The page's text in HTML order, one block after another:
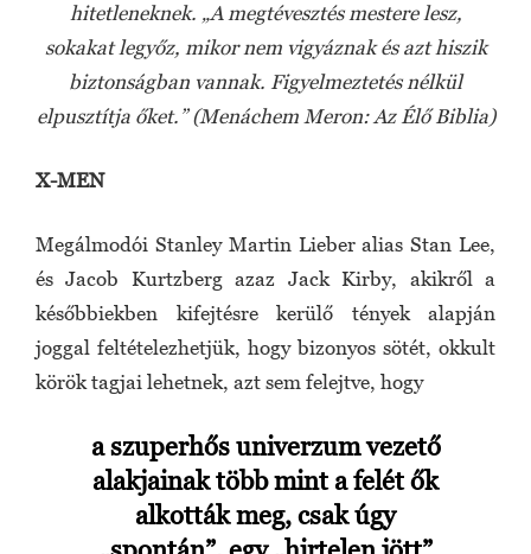
hitetleneknek. „A megtévesztés mestere lesz,
sokakat legyőz, mikor nem vigyáznak és azt hiszik
biztonságban vannak. Figyelmeztetés nélkül
elpusztítja őket.” (Menáchem Meron: Az Élő Biblia)
X-MEN
Megálmodói Stanley Martin Lieber alias Stan Lee,
és Jacob Kurtzberg azaz Jack Kirby, akikről a
későbbiekben kifejtésre kerülő tények alapján
joggal feltételezhetjük, hogy bizonyos sötét, okkult
körök tagjai lehetnek, azt sem felejtve, hogy
a szuperhős univerzum vezető
alakjainak több mint a felét ők
alkották meg, csak úgy